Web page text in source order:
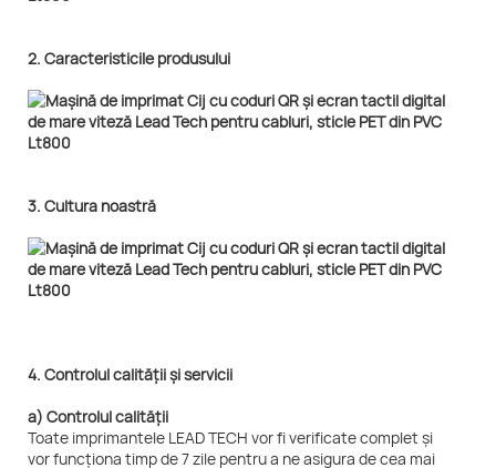
2. Caracteristicile produsului
3. Cultura noastră
4. Controlul calității și servicii
a) Controlul calității
Toate imprimantele LEAD TECH vor fi verificate complet și
vor funcționa timp de 7 zile pentru a ne asigura de cea mai